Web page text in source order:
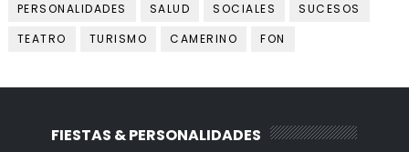
PERSONALIDADES
SALUD SOCIALES
SUCESOS
TEATRO
TURISMO CAMERINO FON
FIESTAS & PERSONALIDADES